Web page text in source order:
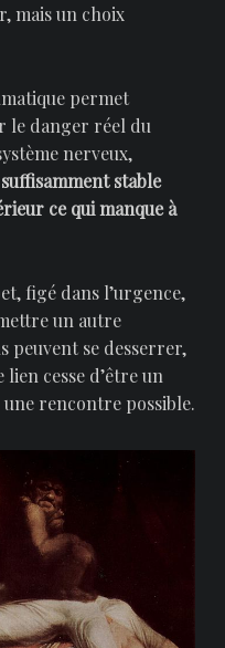
mais un choix
permet
le danger réel du
nerveux,
stable
ce qui manque à
figé dans l’urgence,
un autre
peuvent se desserrer,
cesse d’être un
rencontre possible.